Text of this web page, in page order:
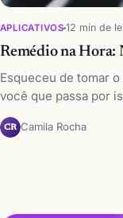
APLICATIVOS 12 min de
Remédio na Hora:
Esqueceu de tomar
você que passa por
CR Camila Rocha